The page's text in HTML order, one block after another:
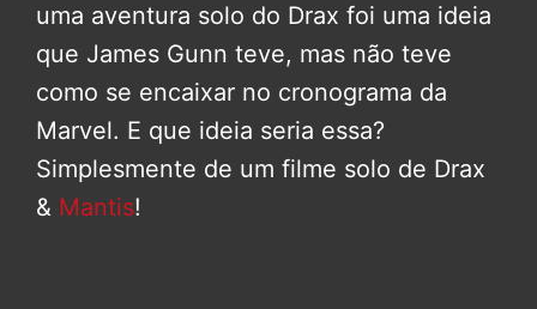
uma aventura solo do Drax foi uma ideia
que James Gunn teve, mas não teve
como se encaixar no cronograma da
Marvel. E que ideia seria essa?
Simplesmente de um filme solo de Drax
& Mantis!